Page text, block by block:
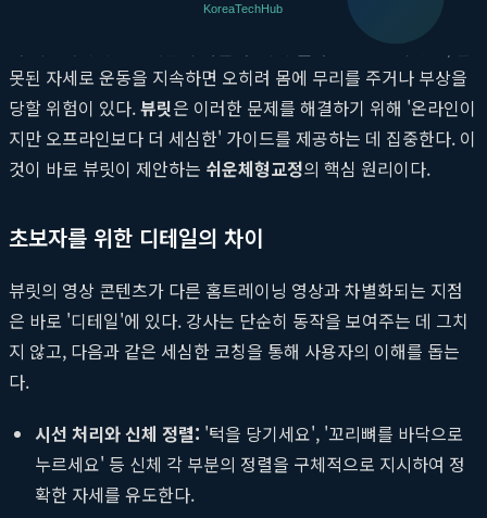
알려져 있지만, 정확한 자세와 호흡법이 중요하기에 초보자가 혼
필라테스초보의 경우, 잘
못된 자세로 운동을 지속하면 오히려 몸에 무리를 주거나 부상을
당할 위험이 있다.뷰릿은 이러한 문제를 해결하기 위해 '온라인이
지만 오프라인보다 더 세심한' 가이드를 제공하는 데 집중한다. 이
것이 바로 뷰릿이 제안하는 쉬운체형교정의 핵심 원리이다.
초보자를 위한 디테일의 차이
뷰릿의 영상 콘텐츠가 다른 홈트레이닝 영상과 차별화되는 지점
은 바로 '디테일'에 있다. 강사는 단순히 동작을 보여주는 데 그치
지 않고, 다음과 같은 세심한 코칭을 통해 사용자의 이해를 돕는
다.
시선 처리와 신체 정렬: '턱을 당기세요', '꼬리뼈를 바닥으로
누르세요' 등 신체 각 부분의 정렬을 구체적으로 지시하여 정
확한 자세를 유도한다.